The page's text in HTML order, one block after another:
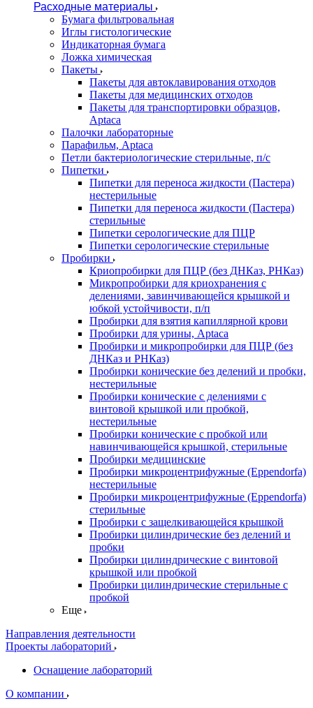
Расходные материалы
Бумага фильтровальная
Иглы гистологические
Индикаторная бумага
Ложка химическая
Пакеты
Пакеты для автоклавирования отходов
Пакеты для медицинских отходов
Пакеты для транспортировки образцов,
Aptaca
Палочки лабораторные
Парафильм, Aptaca
Петли бактериологические стерильные, п/с
Пипетки
Пипетки для переноса жидкости (Пастера)
нестерильные
Пипетки для переноса жидкости (Пастера)
стерильные
Пипетки серологические для ПЦР
Пипетки серологические стерильные
Пробирки
Криопробирки для ПЦР (без ДНКаз, РНКаз)
Микропробирки для криохранения с
делениями, завинчивающейся крышкой и
юбкой устойчивости, п/п
Пробирки для взятия капиллярной крови
Пробирки для урины, Aptaca
Пробирки и микропробирки для ПЦР (без
ДНКаз и РНКаз)
Пробирки конические без делений и пробки,
нестерильные
Пробирки конические с делениями с
винтовой крышкой или пробкой,
нестерильные
Пробирки конические с пробкой или
навинчивающейся крышкой, стерильные
Пробирки медицинские
Пробирки микроцентрифужные (Eppendorfа)
нестерильные
Пробирки микроцентрифужные (Eppendorfа)
стерильные
Пробирки с защелкивающейся крышкой
Пробирки цилиндрические без делений и
пробки
Пробирки цилиндрические с винтовой
крышкой или пробкой
Пробирки цилиндрические стерильные с
пробкой
Еще
Направления деятельности
Проекты лабораторий
Оснащение лабораторий
О компании